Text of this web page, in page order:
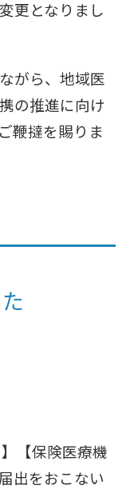
更となりまし
がら、地域医
の推進に向け
鞭撻を賜りま
【保険医療機
出をおこない